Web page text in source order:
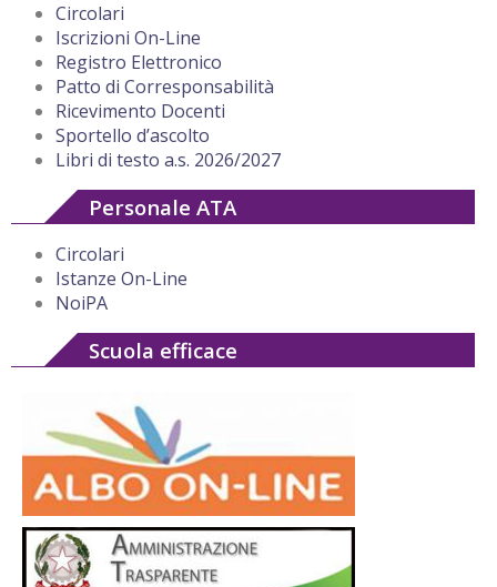
Circolari
Iscrizioni On-Line
Registro Elettronico
Patto di Corresponsabilità
Ricevimento Docenti
Sportello d’ascolto
Libri di testo a.s. 2026/2027
Personale ATA
Circolari
Istanze On-Line
NoiPA
Scuola efficace